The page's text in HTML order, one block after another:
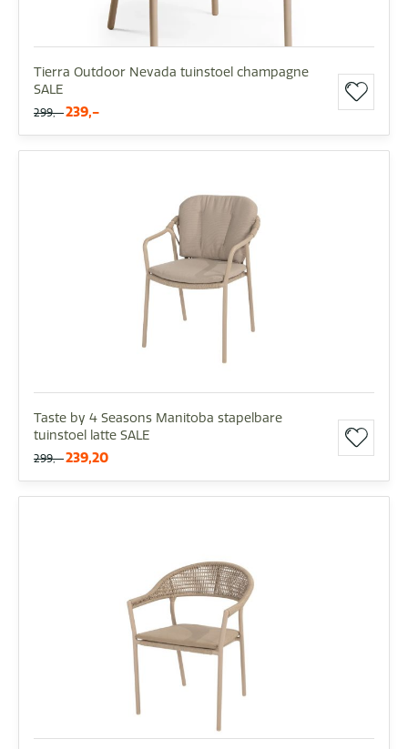
Tierra Outdoor Nevada tuinstoel champagne
SALE
299,- 239,-
Taste by 4 Seasons Manitoba stapelbare
tuinstoel latte SALE
299,- 239,20